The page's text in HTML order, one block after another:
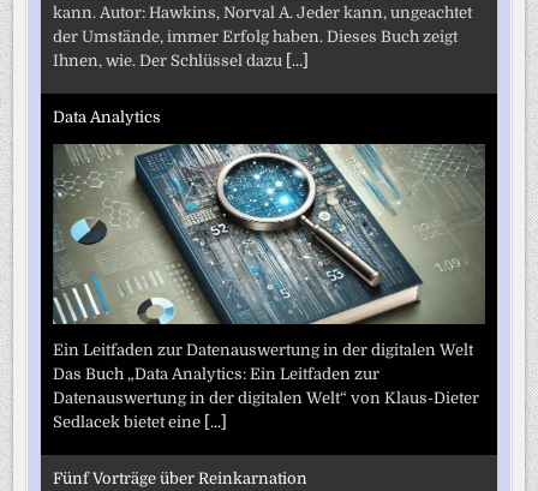
kann. Autor: Hawkins, Norval A. Jeder kann, ungeachtet
der Umstände, immer Erfolg haben. Dieses Buch zeigt
Ihnen, wie. Der Schlüssel dazu [...]
Data Analytics
Ein Leitfaden zur Datenauswertung in der digitalen Welt
Das Buch „Data Analytics: Ein Leitfaden zur
Datenauswertung in der digitalen Welt“ von Klaus-Dieter
Sedlacek bietet eine [...]
Fünf Vorträge über Reinkarnation